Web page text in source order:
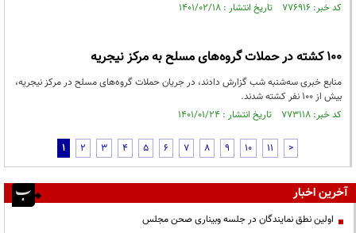
کد خبر: ۷۷۶۹۱۶ تاریخ انتشار : ۱۴۰۱/۰۲/۱۸
۱۰۰ کشته در حملات گروه‌های مسلح به مرکز نیجریه
منابع خبری سه‌شنبه شب گزارش دادند، در جریان حملات گروه‌های مسلح در مرکز نیجریه،
بیش از ۱۰۰ نفر کشته شدند.
کد خبر: ۷۷۳۱۱۸ تاریخ انتشار : ۱۴۰۱/۰۱/۲۴
1 2 3 4 5 6 7 8 9 10 11 >
آخرین اخبار
اولین نطق نمایندگان در جلسه وبیناری صحن مجلس